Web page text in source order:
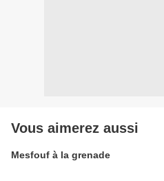
Vous aimerez aussi
Mesfouf à la grenade